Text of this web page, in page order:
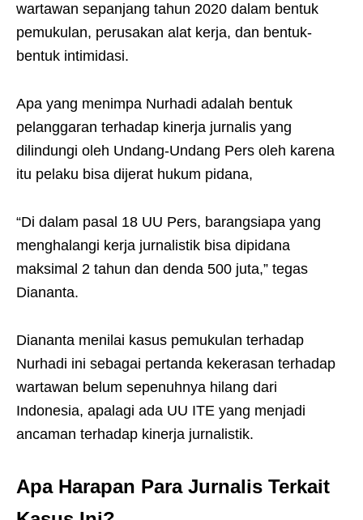
wartawan sepanjang tahun 2020 dalam bentuk
pemukulan, perusakan alat kerja, dan bentuk-
bentuk intimidasi.
Apa yang menimpa Nurhadi adalah bentuk
pelanggaran terhadap kinerja jurnalis yang
dilindungi oleh Undang-Undang Pers oleh karena
itu pelaku bisa dijerat hukum pidana,
“Di dalam pasal 18 UU Pers, barangsiapa yang
menghalangi kerja jurnalistik bisa dipidana
maksimal 2 tahun dan denda 500 juta,” tegas
Diananta.
Diananta menilai kasus pemukulan terhadap
Nurhadi ini sebagai pertanda kekerasan terhadap
wartawan belum sepenuhnya hilang dari
Indonesia, apalagi ada UU ITE yang menjadi
ancaman terhadap kinerja jurnalistik.
Apa Harapan Para Jurnalis Terkait